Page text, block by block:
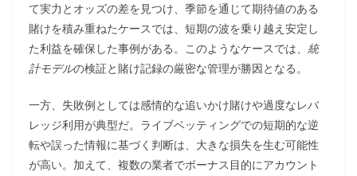
て実力とオッズの差を見つけ、季節を通じて期待値のある
賭けを積み重ねたケースでは、短期の波を乗り越え安定し
た利益を確保した事例がある。このようなケースでは、 統
計モデルの検証と賭け記録の厳密な管理が勝因となる。
一方、失敗例としては感情的な追いかけ賭けや過度なレバ
レッジ利用が典型だ。ライブベッティングでの短期的な逆
転や誤った情報に基づく判断は、大きな損失を生む可能性
が高い。加えて、複数の業者でボーナス目的にアカウント